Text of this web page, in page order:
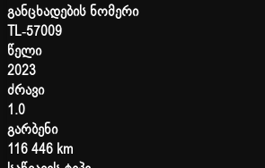
განცხადების ნომერი
TL-57009
წელი
2023
ძრავი
1.0
გარბენი
116 446 km